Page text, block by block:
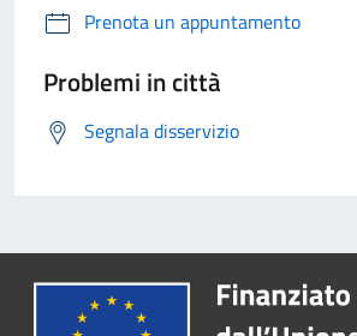
Prenota un appuntamento
Problemi in città
Segnala disservizio